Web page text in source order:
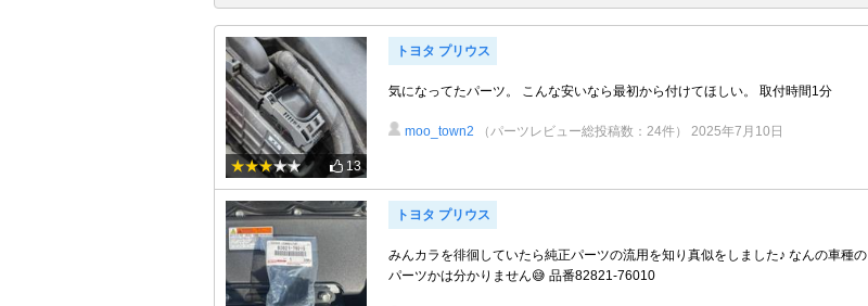
13
トヨタ プリウス
気になってたパーツ。 こんな安いなら最初から付けてほしい。 取付時間1分
moo_town2 （パーツレビュー総投稿数：24件） 2025年7月10日
トヨタ プリウス
みんカラを徘徊していたら純正パーツの流用を知り真似をしました♪ なんの車種の
パーツかは分かりません😅 品番82821-76010